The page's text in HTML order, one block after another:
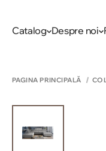
Catalog Despre noi
PAGINA PRINCIPALĂ